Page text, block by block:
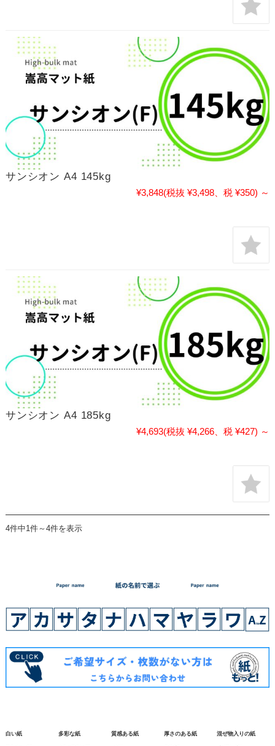
サンシオン A4 145kg
¥3,848(税抜 ¥3,498、税 ¥350) ～
サンシオン A4 185kg
¥4,693(税抜 ¥4,266、税 ¥427) ～
4件中1件～4件を表示
白い紙 多彩な紙 質感ある紙 厚さのある紙 混ぜ物入りの紙